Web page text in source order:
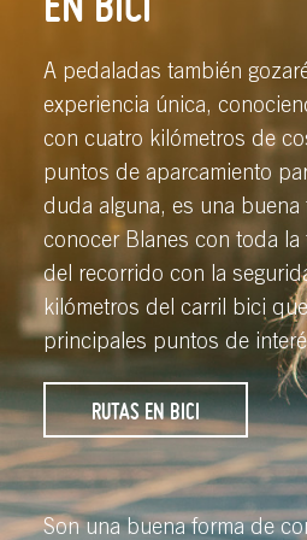
A pedaladas también
experiencia única,
con cuatro kilómetros de
puntos de aparcamiento
duda alguna, es una buena
conocer Blanes con toda
del recorrido con la
kilómetros del carril bici
principales puntos de
RUTAS EN BICI
Son una buena forma de